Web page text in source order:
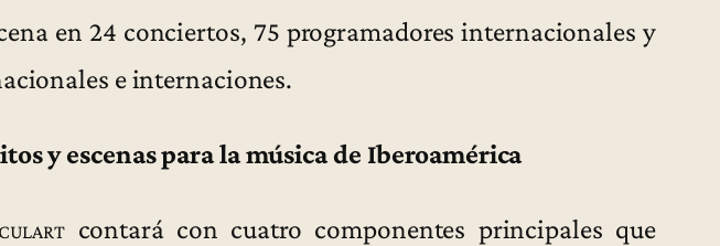
en 24 conciertos, 75 programadores internacionales y
e internaciones.
y escenas para la música de Iberoamérica
contará con cuatro componentes principales que